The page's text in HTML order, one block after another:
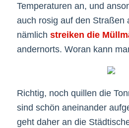
Temperaturen an, und
auch rosig auf den Straßen
nämlich streiken die
andernorts. Woran kann
Richtig, noch quillen die
sind schön aneinander
geht daher an die